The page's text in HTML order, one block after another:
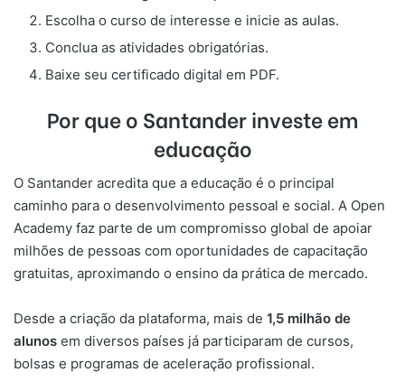
Escolha o curso de interesse e inicie as aulas.
Conclua as atividades obrigatórias.
Baixe seu certificado digital em PDF.
Por que o Santander investe em
educação
O Santander acredita que a educação é o principal
caminho para o desenvolvimento pessoal e social. A Open
Academy faz parte de um compromisso global de apoiar
milhões de pessoas com oportunidades de capacitação
gratuitas, aproximando o ensino da prática de mercado.
Desde a criação da plataforma, mais de 1,5 milhão de
alunos em diversos países já participaram de cursos,
bolsas e programas de aceleração profissional.